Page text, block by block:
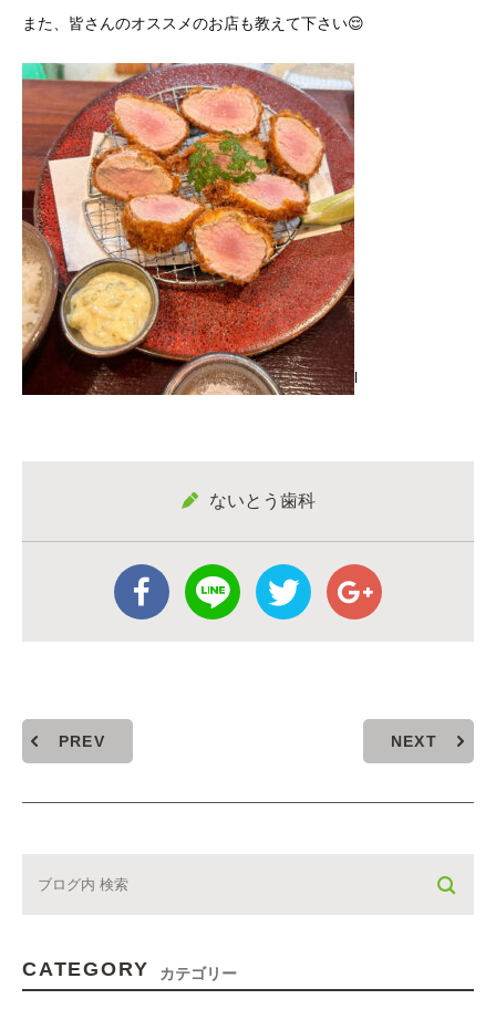
また、皆さんのオススメのお店も教えて下さい😌
l
ないとう歯科
PREV NEXT
CATEGORY カテゴリー